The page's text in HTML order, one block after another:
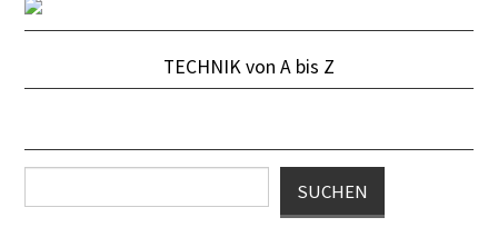
TECHNIK von A bis Z
SUCHEN